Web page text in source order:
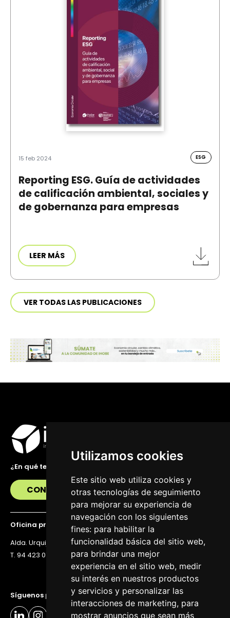
Utilizamos cookies
Este sitio web utiliza cookies y
otras tecnologías de seguimiento
para mejorar su experiencia de
navegación con los siguientes
fines: para habilitar la
funcionalidad básica del sitio web,
para brindar una mejor
experiencia en el sitio web, medir
su interés en nuestros productos
y servicios y personalizar las
interacciones de marketing, para
mostrar anuncios que sean más
15 feb 2024 ESG
Reporting ESG. Guía de actividades
de calificación ambiental, sociales y
de gobernanza para empresas
LEER MÁS
VER TODAS LAS PUBLICACIONES
Síguenos para estar al día
¿En qué te podemos ayudar?
CONTÁCTANOS
Oficina principal
Alda. Urquijo 36, 6ª planta, 48011 Bilbao
T. 94 423 07 43